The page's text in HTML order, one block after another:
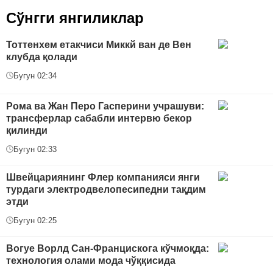
Сўнгги янгиликлар
Тоттенхем етакчиси Миккй ван де Вен
клубда қолади
Бугун 02:34
Рома ва Жан Перо Гасперини учрашуви:
трансферлар сабабли интервю бекор
қилинди
Бугун 02:33
Швейцариянинг Флер компанияси янги
турдаги электродвелопесипедни тақдим
этди
Бугун 02:25
Вогуе Ворлд Сан-Францискога кўчмоқда:
технология олами мода чўққисида